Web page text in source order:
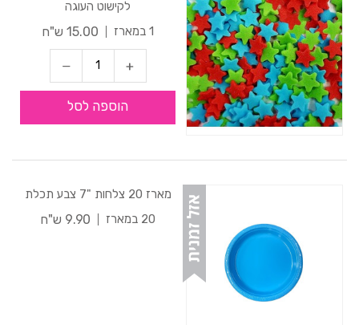
לקישוט העוגה
1 במארז
15.00 ש"ח
הוספה לסל
מארז 20 צלחות "7 צבע תכלת
20 במארז
9.90 ש"ח